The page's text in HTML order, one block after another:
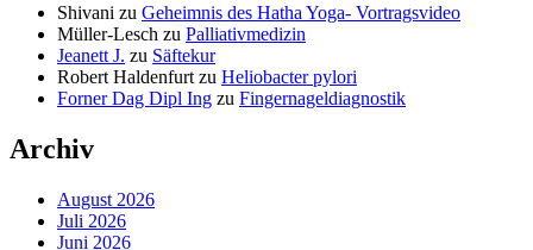
Shivani zu Geheimnis des Hatha Yoga- Vortragsvideo
Müller-Lesch zu Palliativmedizin
Jeanett J. zu Säftekur
Robert Haldenfurt zu Heliobacter pylori
Forner Dag Dipl Ing zu Fingernageldiagnostik
Archiv
August 2026
Juli 2026
Juni 2026